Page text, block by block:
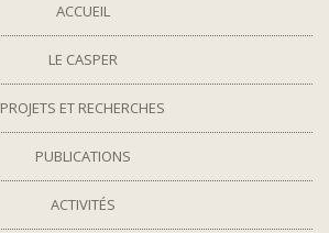
ACCUEIL
LE CASPER
PROJETS ET RECHERCHES
PUBLICATIONS
ACTIVITÉS